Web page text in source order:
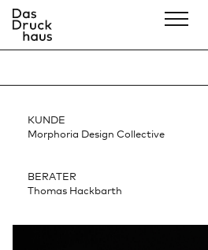
CLOSE
Über Uns
Leistungen
KUNDE
Morphoria Design Collective
BERATER
Thomas Hackbarth